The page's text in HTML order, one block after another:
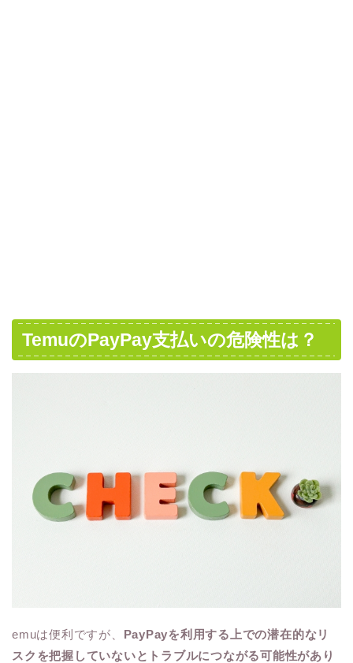
TemuのPayPay支払いの危険性は？
emuは便利ですが、 PayPayを利用する上での潜在的なリ
スクを把握していないとトラブルにつながる可能性があり